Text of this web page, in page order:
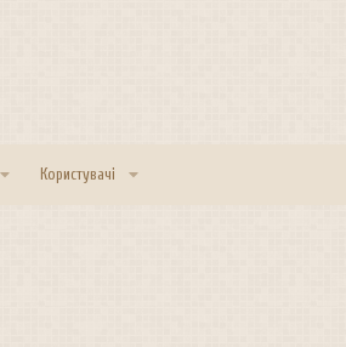
Користувачі